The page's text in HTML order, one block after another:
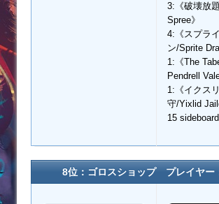
3:《破壊放
Spree》
4:《スプラ
ン/Sprite
1:《The
Pendrell Vale
1:《イクス
守/Yixlid
15
8位：ゴロスショップ プレイヤー